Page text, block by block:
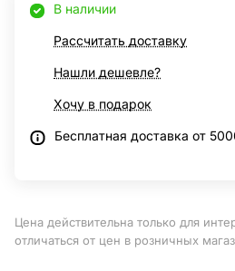
В наличии
Рассчитать доставку
Нашли дешевле?
Хочу в подарок
Бесплатная доставка от
Цена действительна только для
отличаться от цен в розничных